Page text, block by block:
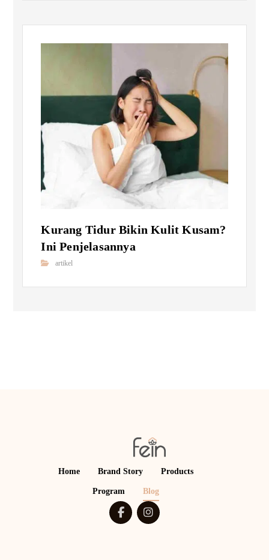
Kurang Tidur Bikin Kulit Kusam?
Ini Penjelasannya
artikel
Home Brand Story Products
Program Blog